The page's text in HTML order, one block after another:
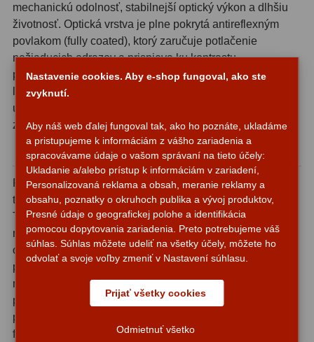
Redukcia 1,25" a 2"17
Okulárové výťahy a ostrenie1
Hľadáčiky25
Kolimátory22
Svietidlá5
Čistiace prostriedky28
Púzdra a kufre64
Iné10
Montáže
mechanickú odolnosť, stabilnejší optický výkon a dlhšiu
životnosť. Optická vrstva je plne pokrytá antireflexným
povlakom (fully coated), ktorý zaručuje potlačenie
nežiaducich odrazov a prispieva ku kontrastu
pozorovaného slnečného disku. Rám filtra je vyrobený z
ľahkého hliníka, čo zaisťuje pevné, no pritom nenáročné
uchytenie na čelný koniec tubusu teleskopu bez jeho
zbytočného zaťaženia.
Kompatibilita a montáž
Filter je navrhnutý pre teleskopy s vonkajším priemerom
tubusu alebo rosného štítu v rozsahu 213 mm až 219 mm.
Tento rozsah pokrýva množstvo populárnych refraktorov,
reflektorov aj katadioptrických systémov s objektívmi v
oblasti 150-180 mm, ktoré majú vonkajší priemer tubusu
práve v tomto intervale. Montáž je jednoduchá - filter sa
nasadí na čelný koniec tubusu a jeho hliníkový rám zaistí
pevné dosadnutie bez potreby nástrojov. Pred
pozorovaním vždy skontrolujte, či je filter bezpečne
fixovaný a nie je poškodený.
Nastavenie cookies. Aby e-shop fungoval, ako ste
zvyknutí.
Aby náš web ďalej fungoval tak, ako ho poznáte, ukladáme
a pristupujeme k informáciám z vášho zariadenia a
spracovávame údaje o vašom správaní na tieto účely:
Ukladanie a/alebo prístup k informáciám v zariadení,
Personalizovaná reklama a obsah, meranie reklamy a
obsahu, poznatky o okruhoch publika a vývoj produktov,
Presné údaje o geografickej polohe a identifikácia
pomocou dopytovania zariadenia. Preto potrebujeme váš
súhlas. Súhlas môžete udeliť na všetky účely, môžete ho
odvolať a svoje voľby zmeniť v Nastavení súhlasu.
Prijať všetky cookies
Odmietnuť všetko